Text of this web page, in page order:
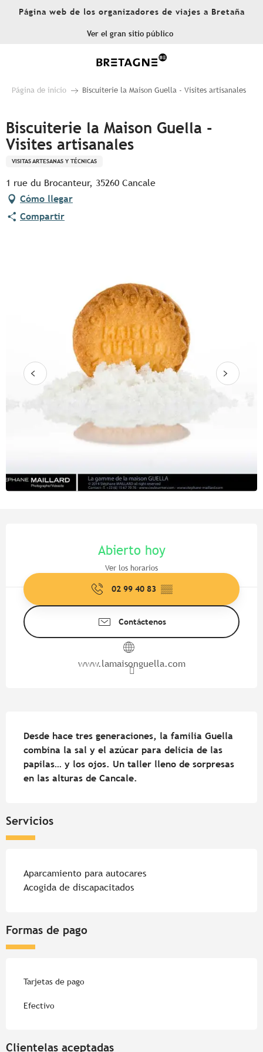
AllerPágina web de los organizadores de viajes a Bretaña
Ver el gran sitio público
Página de inicio Biscuiterie la Maison Guella - Visites artisanales
Biscuiterie la Maison Guella -
Visites artisanales
VISITAS ARTESANAS Y TÉCNICAS
1 rue du Brocanteur, 35260 Cancale
Cómo llegar
Compartir
Abierto hoy
Ver los horarios
02 99 40 83 ▒▒
Contáctenos
www.lamaisonguella.com
Desde hace tres generaciones, la familia Guella
combina la sal y el azúcar para delicia de las
papilas… y los ojos. Un taller lleno de sorpresas
en las alturas de Cancale.
Servicios
Aparcamiento para autocares
Acogida de discapacitados
Formas de pago
Tarjetas de pago
Efectivo
Clientelas aceptadas